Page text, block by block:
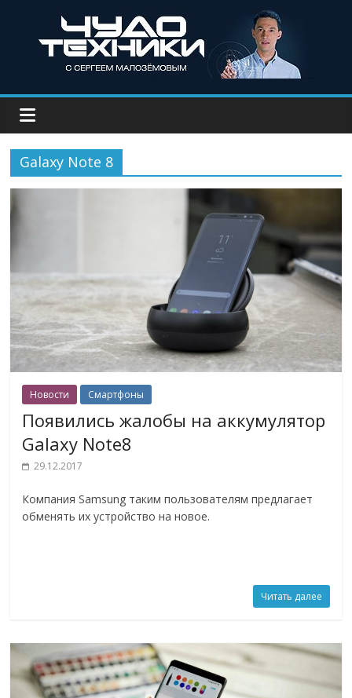
Galaxy Note 8
Новости Смартфоны
Появились жалобы на аккумулятор
Galaxy Note8
29.12.2017
Компания Samsung таким пользователям предлагает
обменять их устройство на новое.
Читать далее